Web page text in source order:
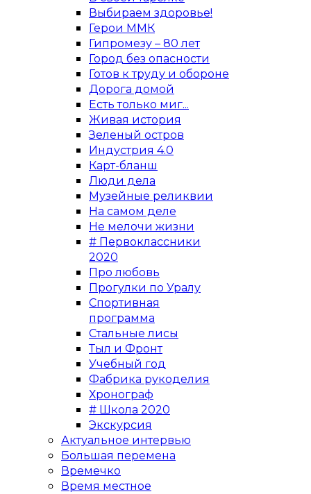
Выбираем здоровье!
Герои ММК
Гипромезу – 80 лет
Город без опасности
Готов к труду и обороне
Дорога домой
Есть только миг...
Живая история
Зеленый остров
Индустрия 4.0
Карт-бланш
Люди дела
Музейные реликвии
На самом деле
Не мелочи жизни
# Первоклассники
2020
Про любовь
Прогулки по Уралу
Спортивная
программа
Стальные лисы
Тыл и Фронт
Учебный год
Фабрика рукоделия
Хронограф
# Школа 2020
Экскурсия
Актуальное интервью
Большая перемена
Времечко
Время местное